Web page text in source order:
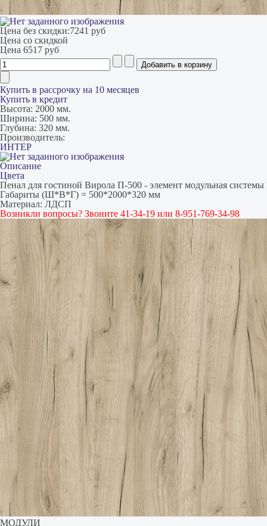
Цена без скидки:7241 руб
Цена со скидкой
Цена 6517 руб
Купить в рассрочку на 10 месяцев
Купить в кредит
Высота: 2000 мм.
Ширина: 500 мм.
Глубина: 320 мм.
Производитель:
ИНТЕР
Описание
Цвета
Пенал для гостиной Вирола П-500 - элемент модульная
Габариты (Ш*В*Г) = 500*2000*320 мм
Материал: ЛДСП
Возникли вопросы? Звоните 41-34-19 или 8-951-769-34-98
МОДУЛИ